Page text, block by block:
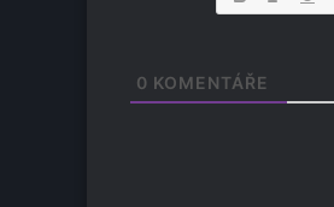
0 KOMENTÁŘE